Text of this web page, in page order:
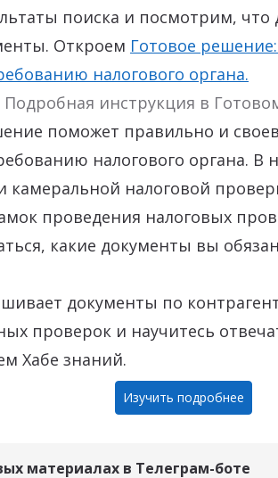
поиска и посмотрим, что
Откроем Готовое
налогового органа.
Подробная инструкция в
поможет правильно и
налогового органа. В
камеральной налоговой
проведения налоговых
какие документы вы
документы по
проверок и научитесь
Хабе знаний.
Изучить подробнее
материалах в Телеграм-боте